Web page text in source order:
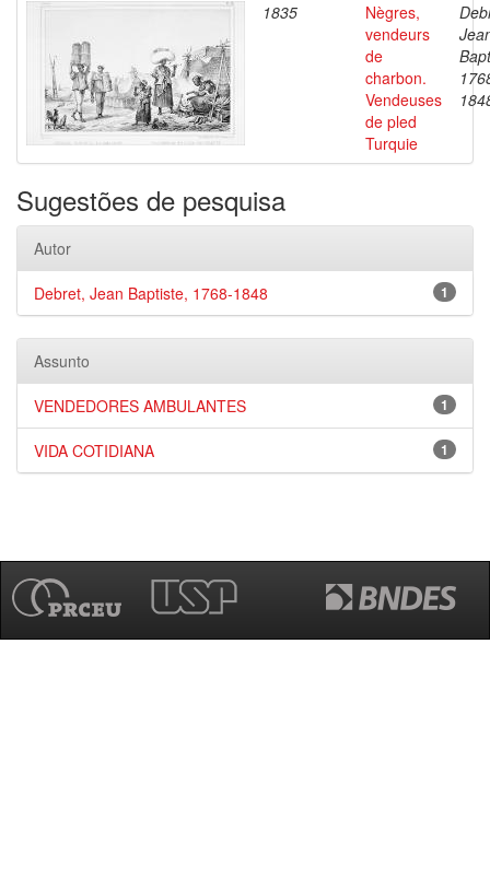
1835
Nègres,
vendeurs
de
charbon.
Vendeuses
de pled
Turquie
Sugestões de pesquisa
Autor
1
Debret, Jean Baptiste, 1768-1848
Assunto
1
VENDEDORES AMBULANTES
1
VIDA COTIDIANA